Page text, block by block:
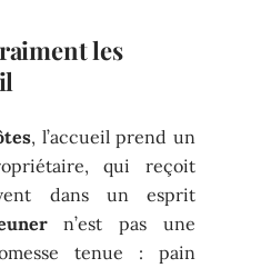
les
, l’accueil prend un
qui reçoit
dans un esprit
n’est pas une
tenue : pain